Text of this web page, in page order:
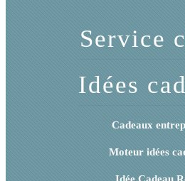
Service
Idées
Cadeaux
Moteur idées